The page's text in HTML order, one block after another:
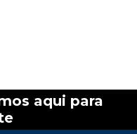
aqui para